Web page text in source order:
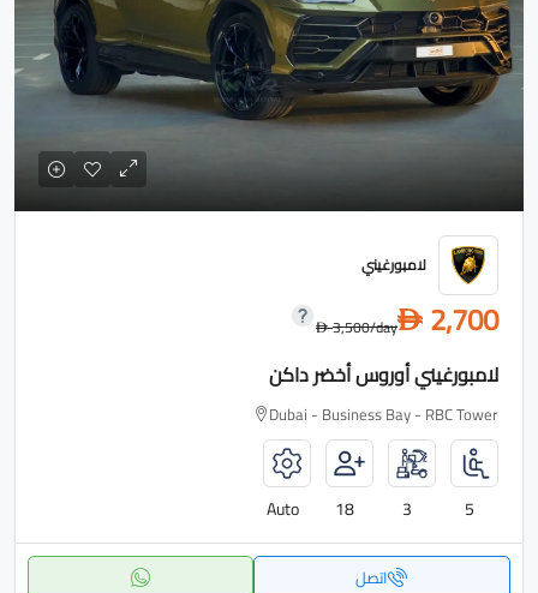
لامبورغيني
D 2,700
D3,500/day
لامبورغيني أوروس أخضر داكن
Dubai - Business Bay - RBC Tower
5
3
18
Auto
اتصل